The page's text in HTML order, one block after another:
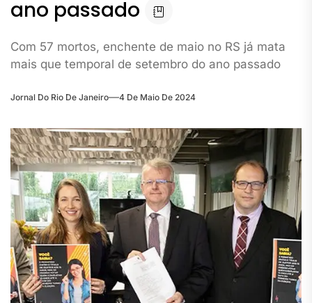
ano passado
Com 57 mortos, enchente de maio no RS já mata
mais que temporal de setembro do ano passado
Jornal Do Rio De Janeiro 4 De Maio De 2024